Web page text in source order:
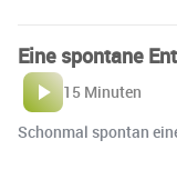
Eine spontane
15 Minuten
Schonmal spontan